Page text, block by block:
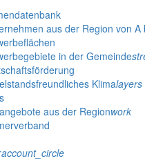
aus der Region von A
in der Gemeinde
Klimalayers
aus der Regionwork
account_circle